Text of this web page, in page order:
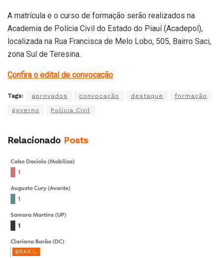
A matrícula e o curso de formação serão realizados na
Academia de Polícia Civil do Estado do Piauí (Acadepol),
localizada na Rua Francisca de Melo Lobo, 505, Bairro Saci,
zona Sul de Teresina.
Confira o edital de convocação
Tags: aprovados convocação destaque formação
governo Polícia Civil
Relacionado Posts
BRASIL